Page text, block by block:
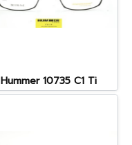
Hummer 10735 C1 Ti